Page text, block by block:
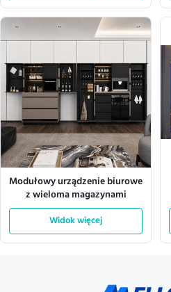
Modułowy urządzenie biurowe
z wieloma magazynami
Widok więcej